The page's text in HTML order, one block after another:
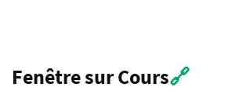
Fenêtre sur Cours🔗